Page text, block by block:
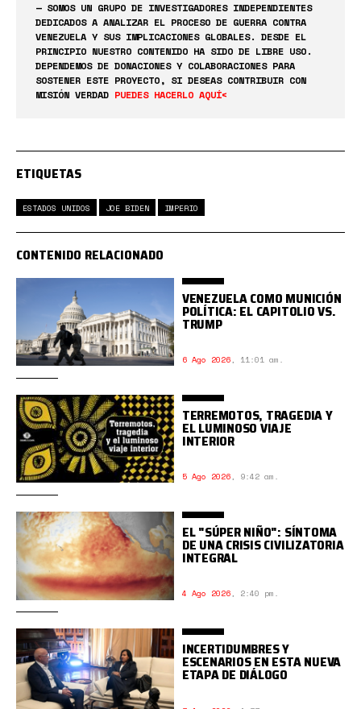
— SOMOS UN GRUPO DE INVESTIGADORES INDEPENDIENTES
DEDICADOS A ANALIZAR EL PROCESO DE GUERRA CONTRA
VENEZUELA Y SUS IMPLICACIONES GLOBALES. DESDE EL
PRINCIPIO NUESTRO CONTENIDO HA SIDO DE LIBRE USO.
DEPENDEMOS DE DONACIONES Y COLABORACIONES PARA
SOSTENER ESTE PROYECTO, SI DESEAS CONTRIBUIR CON
MISIÓN VERDAD PUEDES HACERLO AQUÍ<
ETIQUETAS
ESTADOS UNIDOS JOE BIDEN IMPERIO
CONTENIDO RELACIONADO
VENEZUELA COMO MUNICIÓN
POLÍTICA: EL CAPITOLIO VS.
TRUMP
6 Ago 2026, 11:01 am.
TERREMOTOS, TRAGEDIA Y
EL LUMINOSO VIAJE
INTERIOR
5 Ago 2026, 9:42 am.
EL "SÚPER NIÑO": SÍNTOMA
DE UNA CRISIS CIVILIZATORIA
INTEGRAL
4 Ago 2026, 2:40 pm.
INCERTIDUMBRES Y
ESCENARIOS EN ESTA NUEVA
ETAPA DE DIÁLOGO